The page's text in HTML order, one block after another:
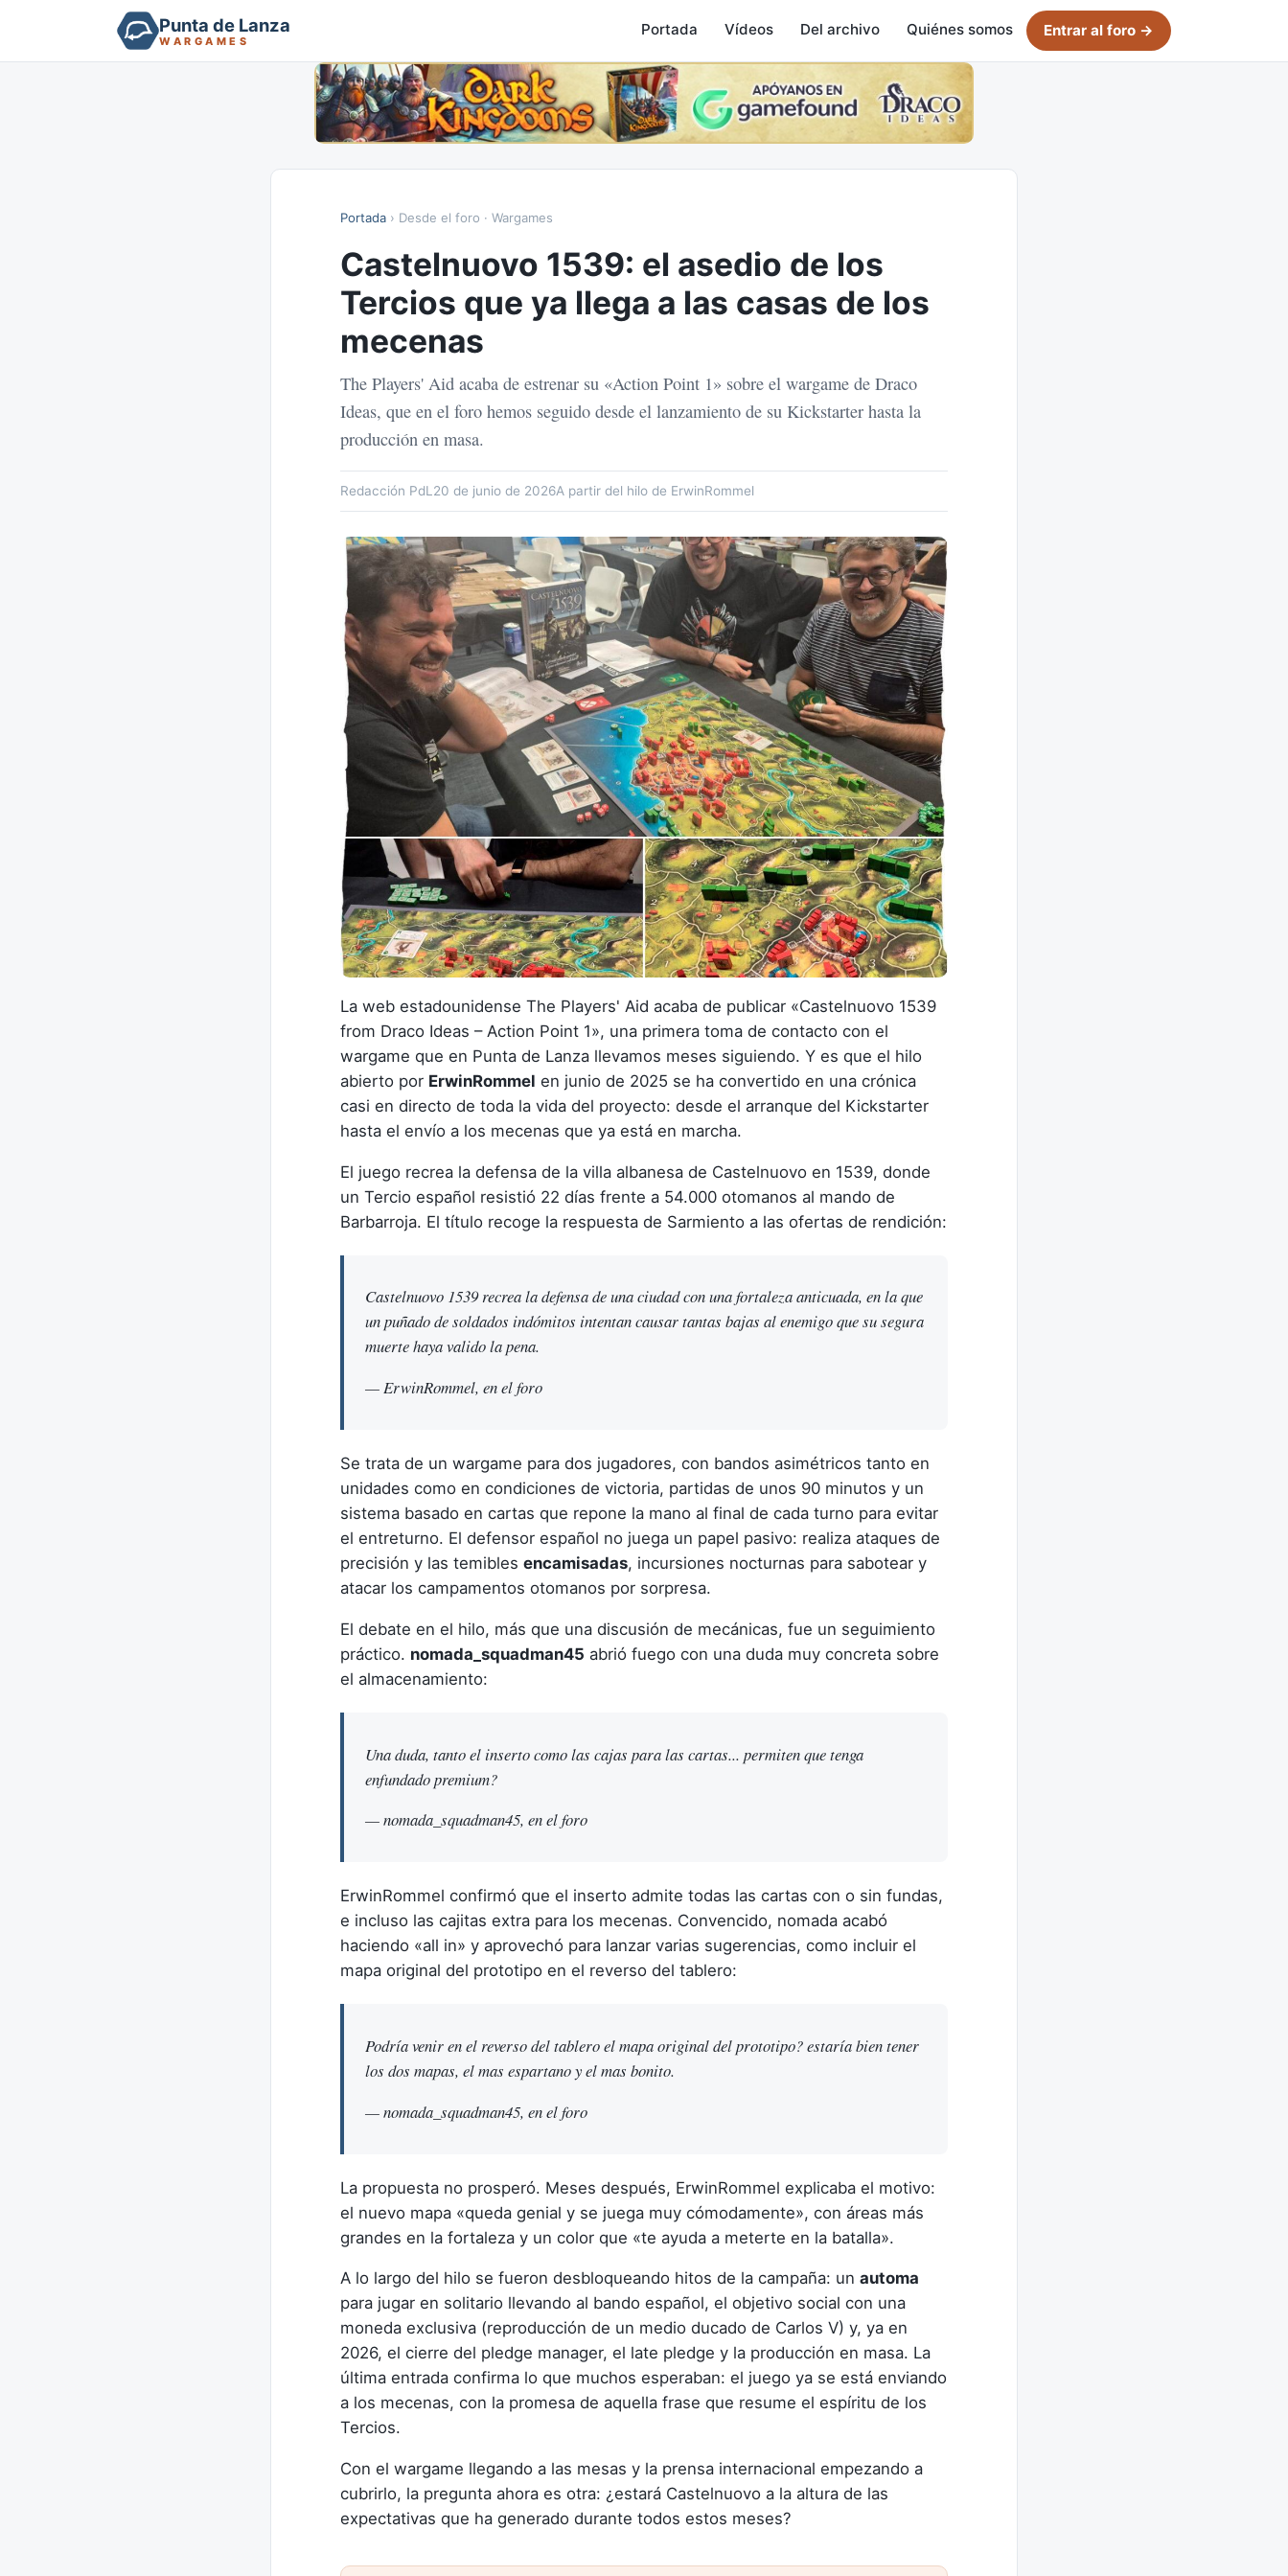
Punta de Lanza
WARGAMES
Portada Vídeos Del archivo Quiénes somos Entrar al foro →
Portada › Desde el foro · Wargames
Castelnuovo 1539: el asedio de los
Tercios que ya llega a las casas de los
mecenas
The Players' Aid acaba de estrenar su «Action Point 1» sobre el wargame de Draco
Ideas, que en el foro hemos seguido desde el lanzamiento de su Kickstarter hasta la
producción en masa.
Redacción PdL 20 de junio de 2026A partir del hilo de ErwinRommel
La web estadounidense The Players' Aid acaba de publicar «Castelnuovo 1539
from Draco Ideas – Action Point 1», una primera toma de contacto con el
wargame que en Punta de Lanza llevamos meses siguiendo. Y es que el hilo
abierto por ErwinRommel en junio de 2025 se ha convertido en una crónica
casi en directo de toda la vida del proyecto: desde el arranque del Kickstarter
hasta el envío a los mecenas que ya está en marcha.
El juego recrea la defensa de la villa albanesa de Castelnuovo en 1539, donde
un Tercio español resistió 22 días frente a 54.000 otomanos al mando de
Barbarroja. El título recoge la respuesta de Sarmiento a las ofertas de rendición:
Castelnuovo 1539 recrea la defensa de una ciudad con una fortaleza anticuada, en la que
un puñado de soldados indómitos intentan causar tantas bajas al enemigo que su segura
muerte haya valido la pena.
— ErwinRommel, en el foro
Se trata de un wargame para dos jugadores, con bandos asimétricos tanto en
unidades como en condiciones de victoria, partidas de unos 90 minutos y un
sistema basado en cartas que repone la mano al final de cada turno para evitar
el entreturno. El defensor español no juega un papel pasivo: realiza ataques de
precisión y las temibles encamisadas, incursiones nocturnas para sabotear y
atacar los campamentos otomanos por sorpresa.
El debate en el hilo, más que una discusión de mecánicas, fue un seguimiento
práctico. nomada_squadman45 abrió fuego con una duda muy concreta sobre
el almacenamiento:
Una duda, tanto el inserto como las cajas para las cartas... permiten que tenga
enfundado premium?
— nomada_squadman45, en el foro
ErwinRommel confirmó que el inserto admite todas las cartas con o sin fundas,
e incluso las cajitas extra para los mecenas. Convencido, nomada acabó
haciendo «all in» y aprovechó para lanzar varias sugerencias, como incluir el
mapa original del prototipo en el reverso del tablero:
Podría venir en el reverso del tablero el mapa original del prototipo? estaría bien tener
los dos mapas, el mas espartano y el mas bonito.
— nomada_squadman45, en el foro
La propuesta no prosperó. Meses después, ErwinRommel explicaba el motivo:
el nuevo mapa «queda genial y se juega muy cómodamente», con áreas más
grandes en la fortaleza y un color que «te ayuda a meterte en la batalla».
A lo largo del hilo se fueron desbloqueando hitos de la campaña: un automa
para jugar en solitario llevando al bando español, el objetivo social con una
moneda exclusiva (reproducción de un medio ducado de Carlos V) y, ya en
2026, el cierre del pledge manager, el late pledge y la producción en masa. La
última entrada confirma lo que muchos esperaban: el juego ya se está enviando
a los mecenas, con la promesa de aquella frase que resume el espíritu de los
Tercios.
Con el wargame llegando a las mesas y la prensa internacional empezando a
cubrirlo, la pregunta ahora es otra: ¿estará Castelnuovo a la altura de las
expectativas que ha generado durante todos estos meses?